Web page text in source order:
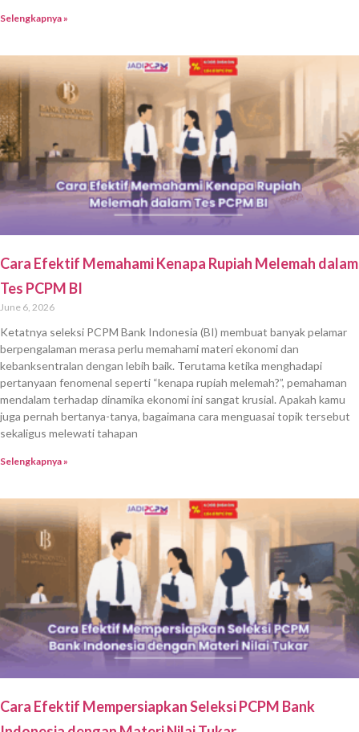
Selengkapnya »
Cara Efektif Memahami Kenapa Rupiah Melemah dalam
Tes PCPM BI
June 6, 2026
Ketatnya seleksi PCPM Bank Indonesia (BI) membuat banyak pelamar
berpengalaman merasa perlu memahami materi ekonomi dan
kebanksentralan dengan lebih baik. Terutama ketika menghadapi
pertanyaan fenomenal seperti “kenapa rupiah melemah?”, pemahaman
mendalam terhadap dinamika ekonomi ini sangat krusial. Apakah kamu
juga pernah bertanya-tanya, bagaimana cara menguasai topik tersebut
sekaligus melewati tahapan
Selengkapnya »
Cara Efektif Mempersiapkan Seleksi PCPM Bank